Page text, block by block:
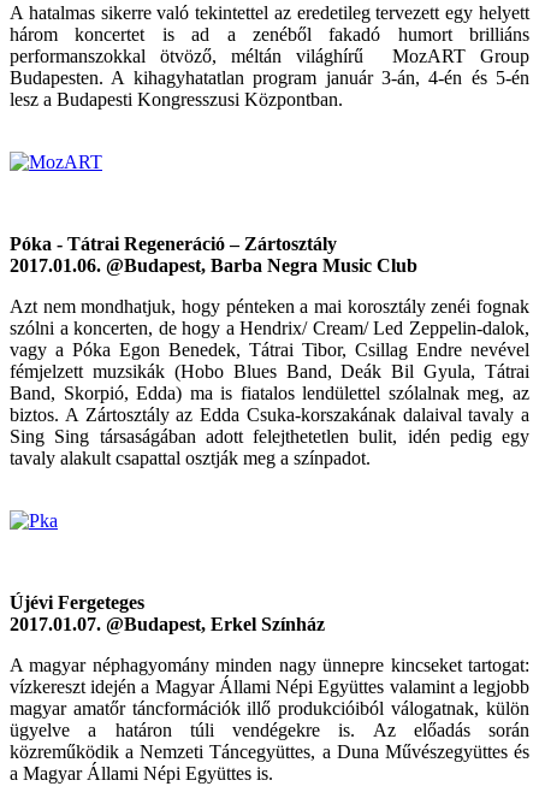
A hatalmas sikerre való tekintettel az eredetileg tervezett egy helyett
három koncertet is ad a zenéből fakadó humort brilliáns
performanszokkal ötvöző, méltán világhírű MozART Group
Budapesten. A kihagyhatatlan program január 3-án, 4-én és 5-én
lesz a Budapesti Kongresszusi Központban.
Póka - Tátrai Regeneráció – Zártosztály
2017.01.06. @Budapest, Barba Negra Music Club
Azt nem mondhatjuk, hogy pénteken a mai korosztály zenéi fognak
szólni a koncerten, de hogy a Hendrix/ Cream/ Led Zeppelin-dalok,
vagy a Póka Egon Benedek, Tátrai Tibor, Csillag Endre nevével
fémjelzett muzsikák (Hobo Blues Band, Deák Bil Gyula, Tátrai
Band, Skorpió, Edda) ma is fiatalos lendülettel szólalnak meg, az
biztos. A Zártosztály az Edda Csuka-korszakának dalaival tavaly a
Sing Sing társaságában adott felejthetetlen bulit, idén pedig egy
tavaly alakult csapattal osztják meg a színpadot.
Újévi Fergeteges
2017.01.07. @Budapest, Erkel Színház
A magyar néphagyomány minden nagy ünnepre kincseket tartogat:
vízkereszt idején a Magyar Állami Népi Együttes valamint a legjobb
magyar amatőr táncformációk illő produkcióiból válogatnak, külön
ügyelve a határon túli vendégekre is. Az előadás során
közreműködik a Nemzeti Táncegyüttes, a Duna Művészegyüttes és
a Magyar Állami Népi Együttes is.